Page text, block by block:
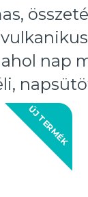
nap
ÚJ TERMÉK